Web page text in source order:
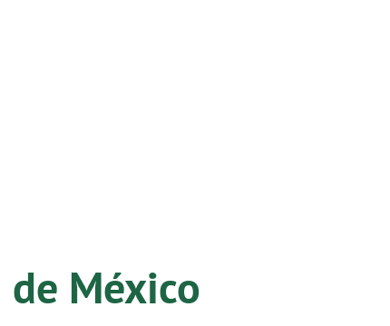
de México